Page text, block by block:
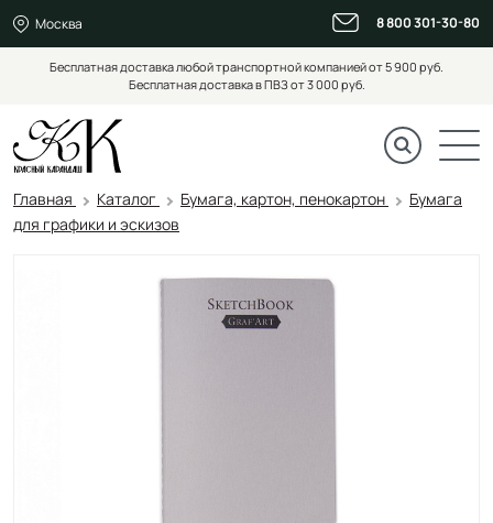
Москва 8 800 301-30-80
Бесплатная доставка любой транспортной компанией от 5 900 руб.
Бесплатная доставка в ПВЗ от 3 000 руб.
Главная Каталог Бумага, картон, пенокартон
Бумага
для графики и эскизов